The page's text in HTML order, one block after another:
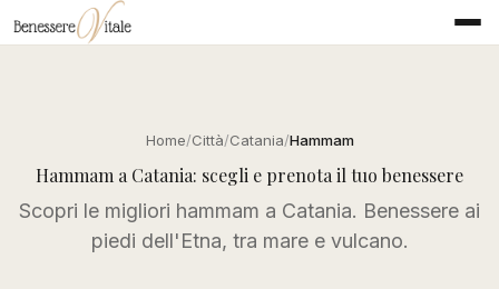
Home Città Catania Hammam
Hammam a Catania: scegli e prenota il tuo benessere
Scopri le migliori hammam a Catania. Benessere ai
piedi dell'Etna, tra mare e vulcano.